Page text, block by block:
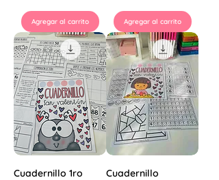
Agregar al carrito Agregar al carrito
Cuadernillo 1ro
Cuadernillo